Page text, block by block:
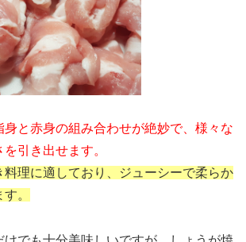
身と赤身の組み合わせが絶妙で、様々な
引き出せます。
料理に適しており、ジューシーで柔らか
。